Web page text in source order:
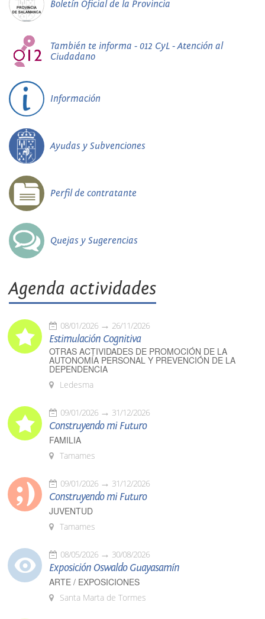
Boletín Oficial de la Provincia
También te informa - 012 CyL - Atención al
Ciudadano
Información
Ayudas y Subvenciones
Perfil de contratante
Quejas y Sugerencias
Agenda actividades
08/01/2026 26/11/2026
Estimulación Cognitiva
OTRAS ACTIVIDADES DE PROMOCIÓN DE LA
AUTONOMÍA PERSONAL Y PREVENCIÓN DE LA
DEPENDENCIA
Ledesma
09/01/2026 31/12/2026
Construyendo mi Futuro
FAMILIA
Tamames
09/01/2026 31/12/2026
Construyendo mi Futuro
JUVENTUD
Tamames
08/05/2026 30/08/2026
Exposición Oswaldo Guayasamín
ARTE / EXPOSICIONES
Santa Marta de Tormes